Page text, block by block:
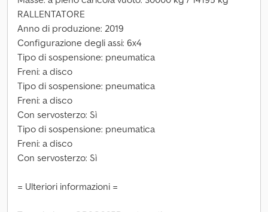
RALLENTATORE
Anno di produzione: 2019
Configurazione degli assi: 6x4
Tipo di sospensione: pneumatica
Freni: a disco
Tipo di sospensione: pneumatica
Freni: a disco
Con servosterzo: Sì
Tipo di sospensione: pneumatica
Freni: a disco
Con servosterzo: Sì
= Ulteriori informazioni =